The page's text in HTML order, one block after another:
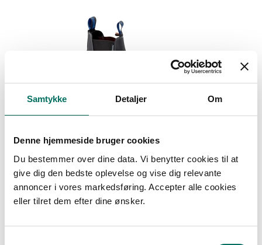
Samtykke Detaljer Om
Denne hjemmeside bruger cookies
Du bestemmer over dine data. Vi benytter cookies til at
give dig den bedste oplevelse og vise dig relevante
annoncer i vores markedsføring. Accepter alle cookies
eller tilret dem efter dine ønsker.